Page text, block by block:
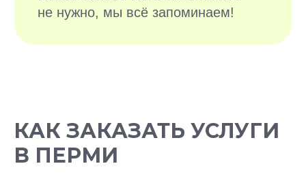
КАК ЗАКАЗАТЬ УСЛУГИ
В ПЕРМИ
БОЛЕЕ 10 000
ДОВОЛЬНЫХ
ХОЗЯЕВ